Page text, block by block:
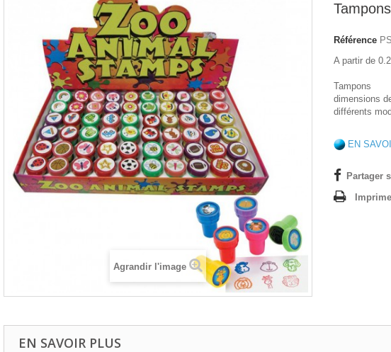
Agrandir l'image
Référence
A partir de
Tampons
dimensions
différents
EN
Partager
EN SAVOIR PLUS